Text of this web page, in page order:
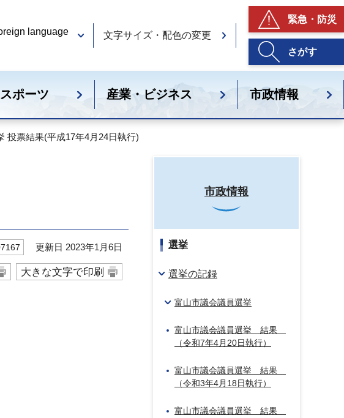
language 文字サイズ・配色の変更
緊急・防災
さがす
ポーツ 産業・ビジネス 市政情報
投票結果(平成17年4月24日執行)
更新日 2023年1月6日
大きな文字で印刷
市政情報
選挙
選挙の記録
富山市議会議員選挙
富山市議会議員選挙 結果
（令和7年4月20日執行）
富山市議会議員選挙 結果
（令和3年4月18日執行）
富山市議会議員選挙 結果